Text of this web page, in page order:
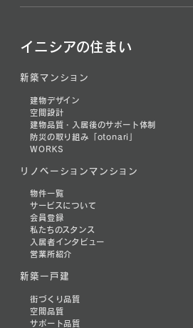
イニシアの住まい
新築マンション
建物デザイン
空間設計
建物品質・入居後のサポート体制
防災の取り組み「otonari」
WORKS
リノベーションマンション
物件一覧
サービスについて
会員登録
私たちのスタンス
入居者インタビュー
営業所紹介
新築一戸建
街づくり品質
空間品質
サポート品質